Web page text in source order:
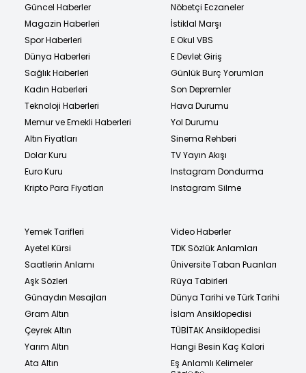
Güncel Haberler
Magazin Haberleri
Spor Haberleri
Dünya Haberleri
Sağlık Haberleri
Kadın Haberleri
Teknoloji Haberleri
Memur ve Emekli Haberleri
Altın Fiyatları
Dolar Kuru
Euro Kuru
Kripto Para Fiyatları
Nöbetçi Eczaneler
İstiklal Marşı
E Okul VBS
E Devlet Giriş
Günlük Burç Yorumları
Son Depremler
Hava Durumu
Yol Durumu
Sinema Rehberi
TV Yayın Akışı
Instagram Dondurma
Instagram Silme
Yemek Tarifleri
Ayetel Kürsi
Saatlerin Anlamı
Aşk Sözleri
Günaydın Mesajları
Gram Altın
Çeyrek Altın
Yarım Altın
Ata Altın
Video Haberler
TDK Sözlük Anlamları
Üniversite Taban Puanları
Rüya Tabirleri
Dünya Tarihi ve Türk Tarihi
İslam Ansiklopedisi
TÜBİTAK Ansiklopedisi
Hangi Besin Kaç Kalori
Eş Anlamlı Kelimeler